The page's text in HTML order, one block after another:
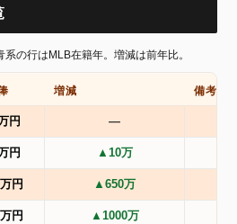
の行はMLB在籍年。増減は前年比。
増減 備考
円 ―
円 ▲10万
円 ▲650万
円 ▲1000万